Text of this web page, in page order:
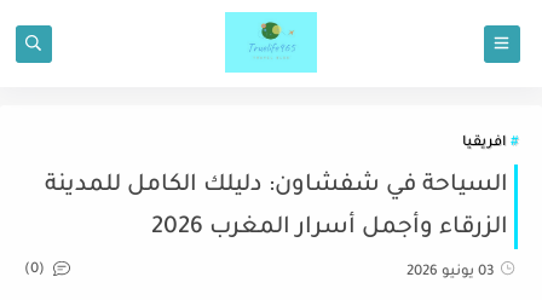
افريقيا
السياحة في شفشاون: دليلك الكامل للمدينة
الزرقاء وأجمل أسرار المغرب 2026
03 يونيو 2026 (0)